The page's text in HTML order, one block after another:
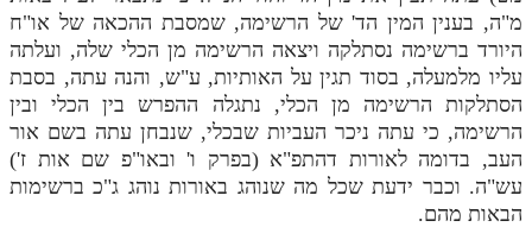
מ"ה, בענין המין הד' של הרשימה, שמסבת ההכאה של או"ח
היורד ברשימה נסתלקה ויצאה הרשימה מן הכלי שלה, ועלתה
עליו מלמעלה, בסוד תגין על האותיות, ע"ש, והנה עתה, בסבת
הסתלקות הרשימה מן הכלי, נתגלה ההפרש בין הכלי ובין
הרשימה, כי עתה ניכר העביות שבכלי, שנבחן עתה בשם אור
העב, בדומה לאורות דהתפ"א (בפרק ו' ובאו"פ שם אות ז')
עש"ה. וכבר ידעת שכל מה שנוהג באורות נוהג ג"כ ברשימות
הבאות מהם.